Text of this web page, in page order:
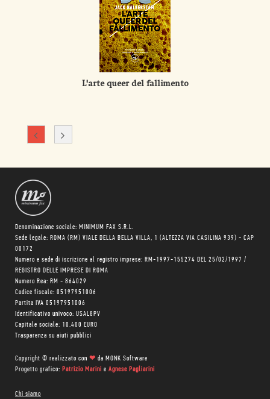
L'arte queer del fallimento
Denominazione sociale: MINIMUM FAX S.R.L.
Sede legale: ROMA (RM) VIALE DELLA BELLA VILLA, 1 (ALTEZZA VIA CASILINA 939) - CAP
00172
Numero e sede di iscrizione al registro imprese: RM-1997-155274 DEL 25/02/1997 /
REGISTRO DELLE IMPRESE DI ROMA
Numero Rea: RM - 864029
Codice fiscale: 05197951006
Partita IVA 05197951006
Identificativo univoco: USAL8PV
Capitale sociale: 10.400 EURO
Trasparenza su aiuti pubblici
Copyright © realizzato con ❤ da MONK Software
Progetto grafico: Patrizio Marini e Agnese Pagliarini
Chi siamo